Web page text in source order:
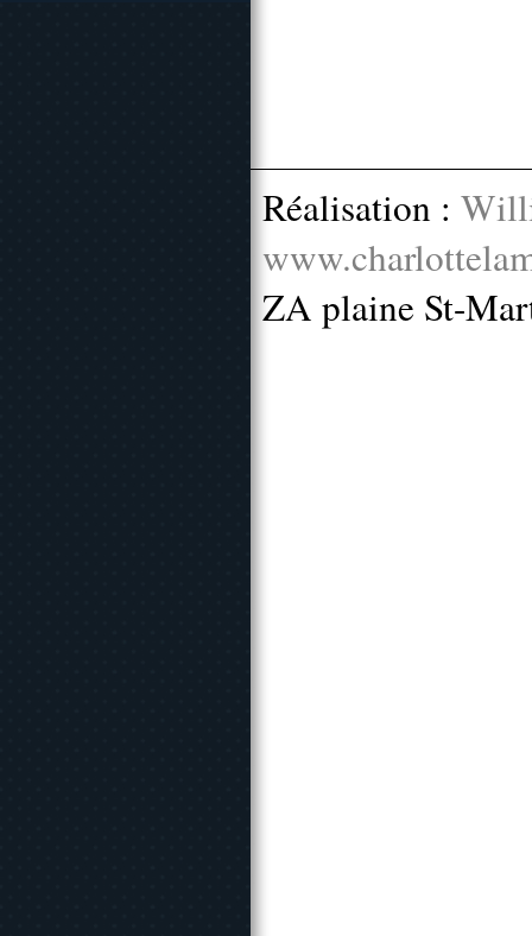
Réalisation :
ZA plaine St-